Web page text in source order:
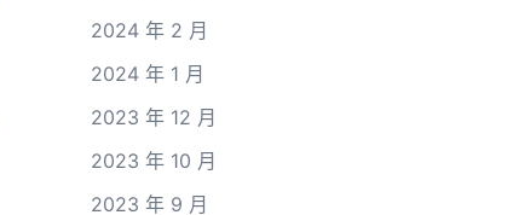
2024 年 2 月
2024 年 1 月
2023 年 12 月
2023 年 10 月
2023 年 9 月